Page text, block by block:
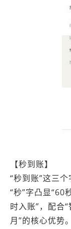
【秒到账】
“秒到账”这三
“秒”字凸显“60
时入账”，配合
月”的核心优势。